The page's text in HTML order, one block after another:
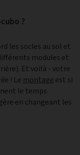
?
les socles au sol et
modules et
Et voilà - votre
! Le montageest si
le temps
en changeant les